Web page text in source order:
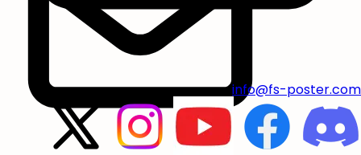
info@fs-poster.com